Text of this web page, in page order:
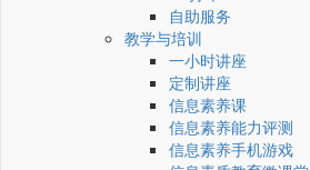
自助服务
教学与培训
一小时讲座
定制讲座
信息素养课
信息素养能力评测
信息素养手机游戏